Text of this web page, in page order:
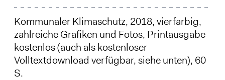
Kommunaler Klimaschutz, 2018, vierfarbig,
zahlreiche Grafiken und Fotos, Printausgabe
kostenlos (auch als kostenloser
Volltextdownload verfügbar, siehe unten), 60
S.